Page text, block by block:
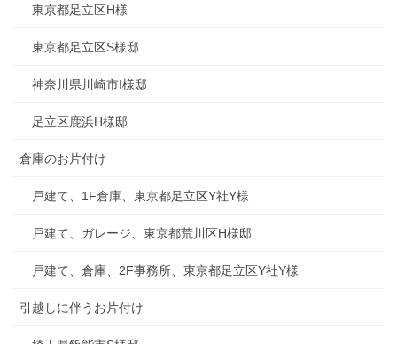
東京都足立区H様
東京都足立区S様邸
神奈川県川崎市I様邸
足立区鹿浜H様邸
倉庫のお片付け
戸建て、1F倉庫、東京都足立区Y社Y様
戸建て、ガレージ、東京都荒川区H様邸
戸建て、倉庫、2F事務所、東京都足立区Y社Y様
引越しに伴うお片付け